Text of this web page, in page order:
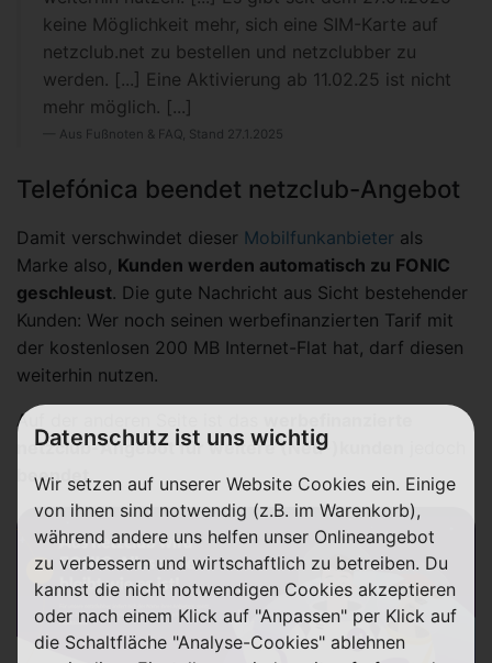
keine Möglichkeit mehr, sich eine SIM-Karte auf
netzclub.net zu bestellen und netzclubber zu
werden. [...] Eine Aktivierung ab 11.02.25 ist nicht
mehr möglich. [...]
Aus Fußnoten & FAQ, Stand 27.1.2025
Telefónica beendet netzclub-Angebot
Damit verschwindet dieser Mobilfunkanbieter als
Marke also, Kunden werden automatisch zu FONIC
geschleust. Die gute Nachricht aus Sicht bestehender
Kunden: Wer noch seinen werbefinanzierten Tarif mit
der kostenlosen 200 MB Internet-Flat hat, darf diesen
weiterhin nutzen.
Auf der anderen Seite ist das
netzclub-Angebot für weitere (Neu-)kunden
beendet.
Datenschutz ist uns wichtig
Wir setzen auf unserer Website Cookies ein. Einige
von ihnen sind notwendig (z.B. im Warenkorb),
während andere uns helfen unser Onlineangebot
zu verbessern und wirtschaftlich zu betreiben. Du
kannst die nicht notwendigen Cookies akzeptieren
oder nach einem Klick auf "Anpassen" per Klick auf
die Schaltfläche "Analyse-Cookies" ablehnen